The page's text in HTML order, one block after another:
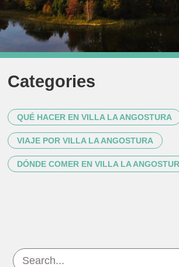
Categories
QUÉ HACER EN VILLA LA ANGOSTURA
VIAJE POR VILLA LA ANGOSTURA
DÓNDE COMER EN VILLA LA